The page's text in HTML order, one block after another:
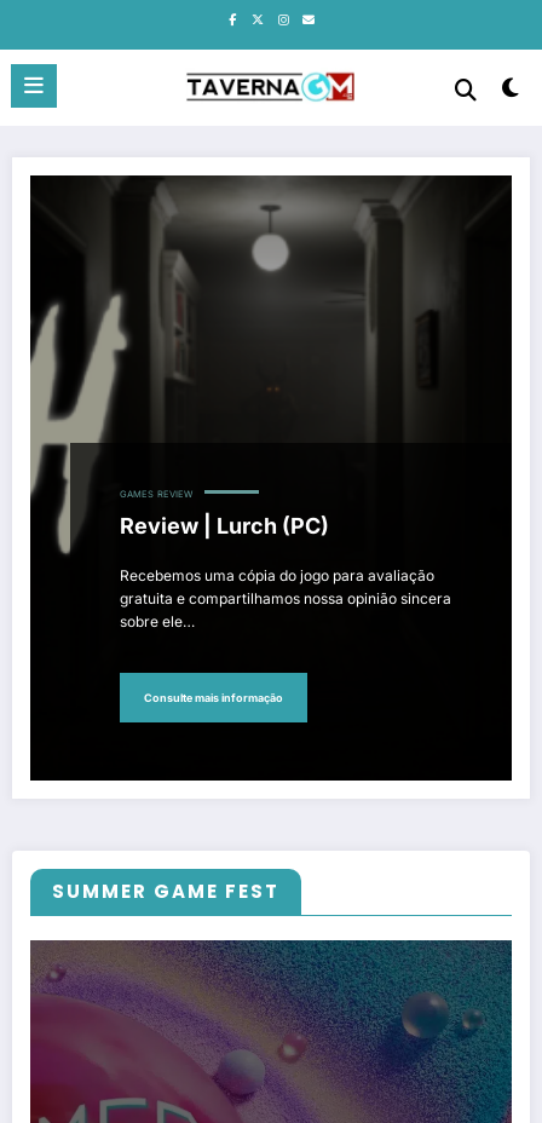
o
conteúdo
GAMES REVIEW
Review | Lurch (PC)
Recebemos uma cópia do jogo para avaliação
gratuita e compartilhamos nossa opinião sincera
sobre ele…
Consulte mais informação
SUMMER GAME FEST